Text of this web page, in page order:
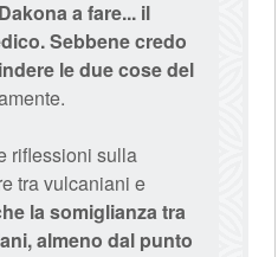
a fare... il
Sebbene credo
le due cose del
riflessioni sulla
tra vulcaniani e
la somiglianza tra
almeno dal punto